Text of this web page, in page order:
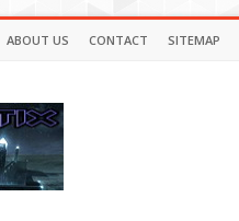
ABOUT US CONTACT SITEMAP